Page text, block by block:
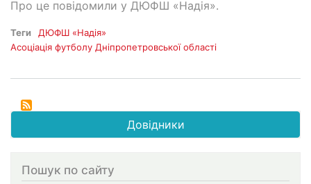
Про це повідомили у ДЮФШ «Надія».
Теги
ДЮФШ «Надія»
Асоціація футболу Дніпропетровської області
Довідники
Пошук по сайту